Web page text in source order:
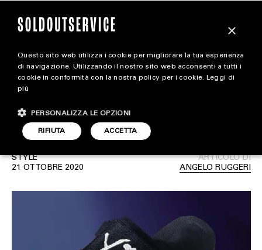
magazine
STYLE
FOOTWEAR
The Weeknd e XO svelano
la collaborazione con
Suicoke
STYLE
21 OTTOBRE 2020
ARTICOLO DI
ANGELO RUGGERI
×
Questo sito web utilizza i cookie per migliorare la tua esperienza
di navigazione. Utilizzando il nostro sito web acconsenti a tutti i
cookie in conformità con la nostra policy per i cookie. Leggi di
più
ACCETTA
RIFIUTA
PERSONALIZZA LE OPZIONI